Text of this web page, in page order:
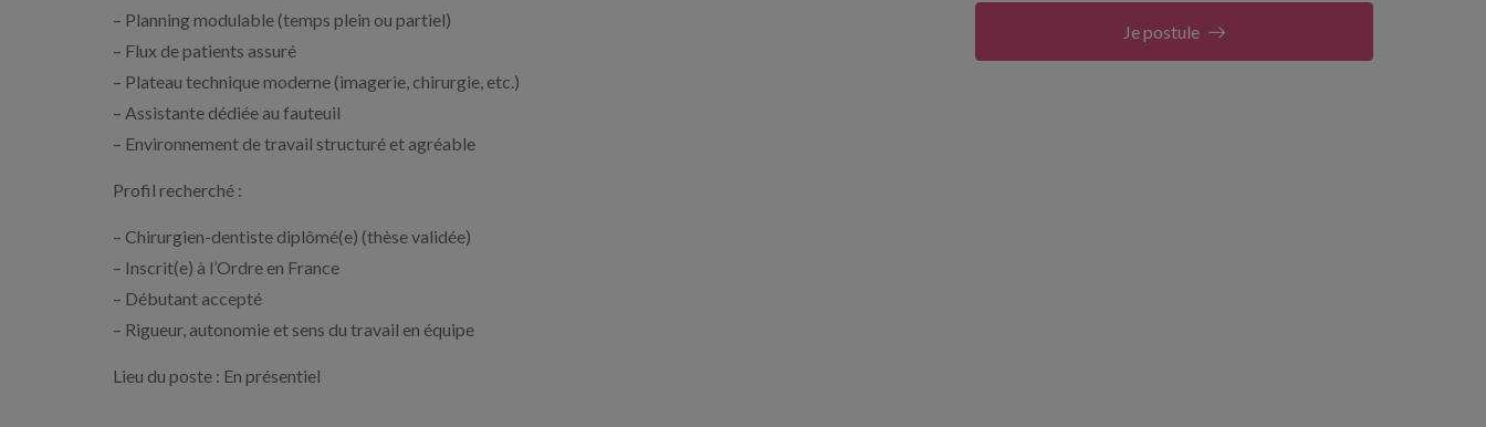
– Planning modulable (temps plein ou partiel)
– Flux de patients assuré
– Plateau technique moderne (imagerie, chirurgie, etc.)
– Assistante dédiée au fauteuil
– Environnement de travail structuré et agréable
Profil recherché :
– Chirurgien-dentiste diplômé(e) (thèse validée)
– Inscrit(e) à l’Ordre en France
– Débutant accepté
– Rigueur, autonomie et sens du travail en équipe
Lieu du poste : En présentiel
Je postule